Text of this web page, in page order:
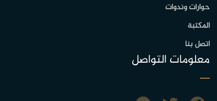
حوارات وندوات
المكتبة
اتصل بنا
معلومات التواصل